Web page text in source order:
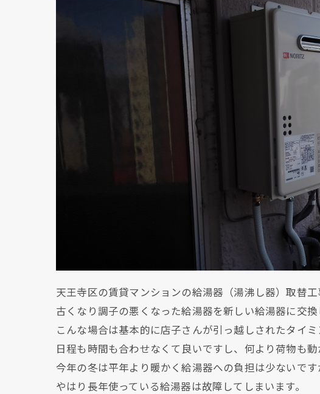
天王寺区の賃貸マンションの給湯器（湯沸し器）取替工
古くなり調子の悪くなった給湯器を新しい給湯器に交換
こんな場合は基本的に店子さんが引っ越しされたタイミ
日程も時間も合わせなくて良いですし、何より荷物も
今年の冬は平年より暖かく給湯器への負担は少ないです
やはり長年使っている給湯器は故障してしまいます。